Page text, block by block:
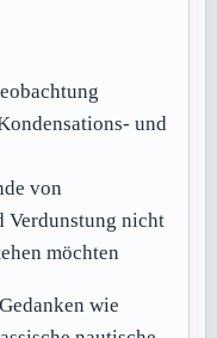
und
von
Verdunstung nicht
möchten
wie